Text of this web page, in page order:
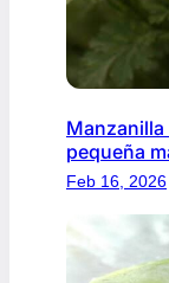
pequeña
Feb 16, 2026